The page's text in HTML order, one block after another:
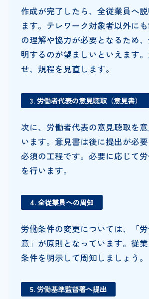
作成が完了したら、全従業員へ
ます。テレワーク対象者以外に
の理解や協力が必要となるため
明するのが望ましいといえます
せ、規程を見直します。
3. 労働者代表の意見聴取（意見書）
次に、労働者代表の意見聴取を
います。意見書は後に提出が必要
必須の工程です。必要に応じて
を行います。
4. 全従業員への周知
労働条件の変更については、「
意」が原則となっています。従
条件を明示して周知しましょう。
5. 労働基準監督署へ提出